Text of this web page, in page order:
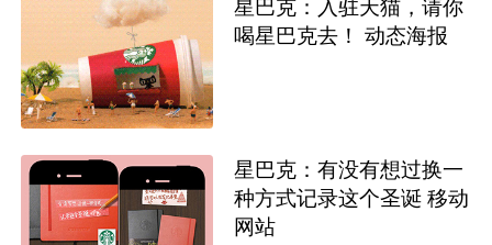
星巴克：入驻天猫，请你
喝星巴克去！ 动态海报
星巴克：有没有想过换一
种方式记录这个圣诞 移动
网站